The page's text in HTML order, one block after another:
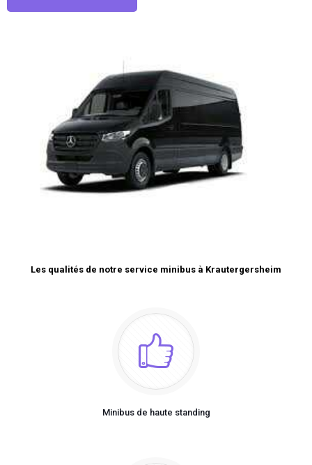
Les qualités de notre service minibus à Krautergersheim
Minibus de haute standing